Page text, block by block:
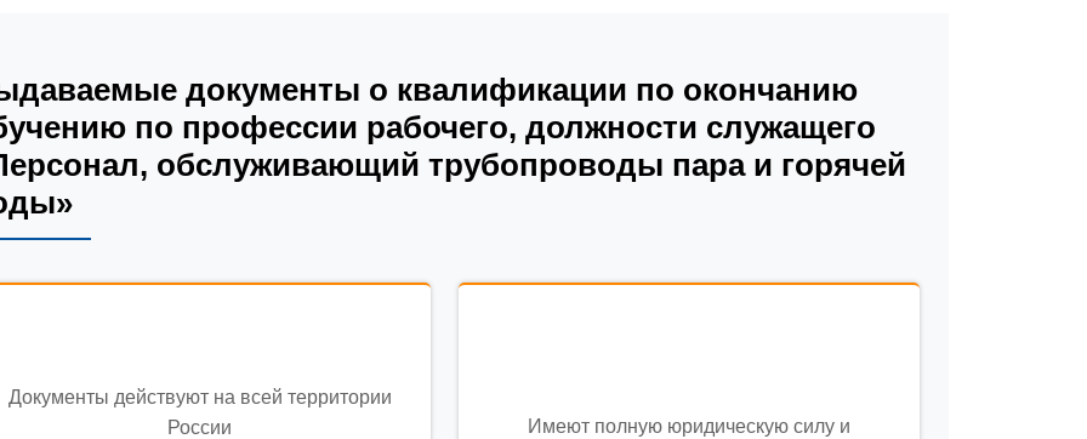
документы о квалификации по окончанию
по профессии рабочего, должности служащего
обслуживающий трубопроводы пара и горячей
Документы действуют на всей территории
России
Имеют полную юридическую силу и